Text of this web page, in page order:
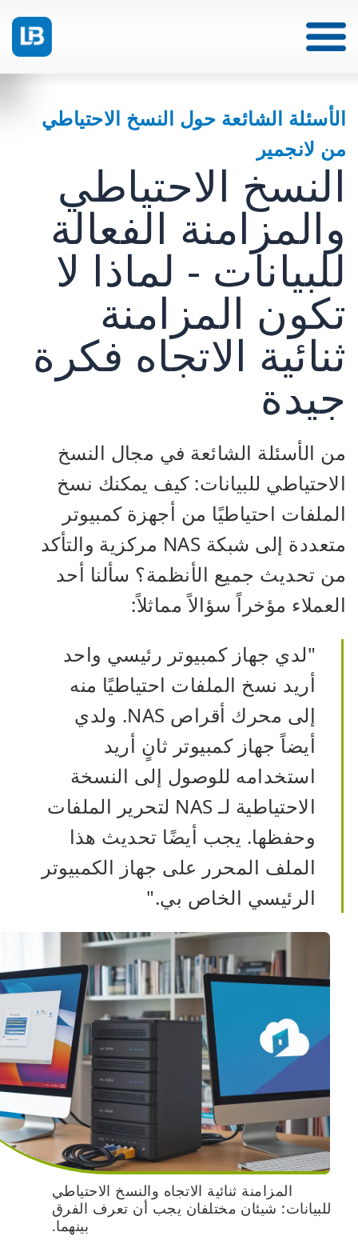
الأسئلة الشائعة حول النسخ الاحتياطي
من لانجمير
النسخ الاحتياطي
والمزامنة الفعالة
للبيانات - لماذا لا
تكون المزامنة
ثنائية الاتجاه فكرة
جيدة
من الأسئلة الشائعة في مجال النسخ
الاحتياطي للبيانات: كيف يمكنك نسخ
الملفات احتياطيًا من أجهزة كمبيوتر
متعددة إلى شبكة NAS مركزية والتأكد
من تحديث جميع الأنظمة؟ سألنا أحد
العملاء مؤخراً سؤالاً مماثلاً:
"لدي جهاز كمبيوتر رئيسي واحد
أريد نسخ الملفات احتياطيًا منه
إلى محرك أقراص NAS. ولدي
أيضاً جهاز كمبيوتر ثانٍ أريد
استخدامه للوصول إلى النسخة
الاحتياطية لـ NAS لتحرير الملفات
وحفظها. يجب أيضًا تحديث هذا
الملف المحرر على جهاز الكمبيوتر
الرئيسي الخاص بي."
المزامنة ثنائية الاتجاه والنسخ الاحتياطي
للبيانات: شيئان مختلفان يجب أن تعرف الفرق
بينهما.